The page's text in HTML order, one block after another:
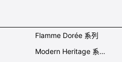
Flamme Dorée 系列
Modern Heritage 系列